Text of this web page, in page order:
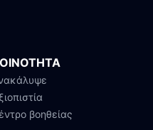
βοηθείας